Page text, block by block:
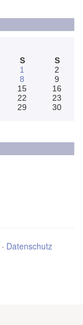
S
S
1
2
8
9
15
16
22
23
29
30
· Datenschutz